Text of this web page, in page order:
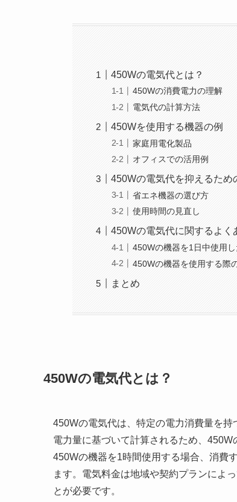
450Wの電気代とは？
450Wの消費電力の理解
電気代の計算方法
450Wを使用する機器の例
家庭用電化製品
オフィスでの活用例
450Wの電気代を抑えるため
省エネ機器の選び方
使用時間の見直し
450Wの電気代に関するよく
450Wの機器を1日中使用
450Wの機器を使用する際
まとめ
450Wの電気代とは？
450Wの電気代は、特定の電力消費量を
電力量に基づいて計算されるため、
450Wの機器を1時間使用する場合、消費
ます。電気料金は地域や契約プランによ
とが必要です。